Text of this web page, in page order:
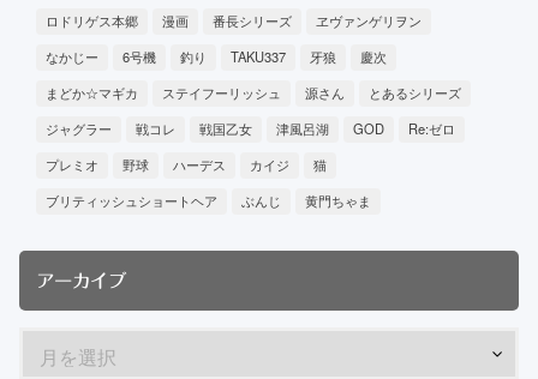
ロドリゲス本郷 漫画 番長シリーズ
ヱヴァンゲリヲン
なかじー
6号機 釣り TAKU337 牙狼
慶次
まどか☆マギカ
ステイフーリッシュ 源さん
とあるシリーズ
ジャグラー
戦コレ 戦国乙女 津風呂湖 GOD
Re:ゼロ
プレミオ
野球 ハーデス カイジ
猫
ブリティッシュショートヘア
ぶんじ 黄門ちゃま
アーカイブ